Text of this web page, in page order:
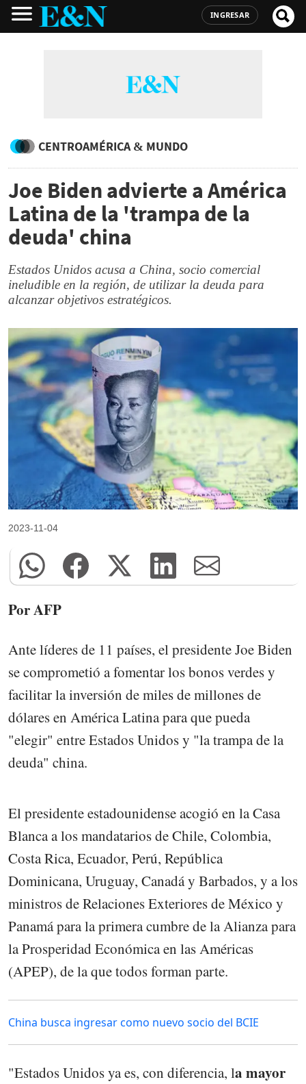
INGRESAR
CENTROAMÉRICA & MUNDO
Joe Biden advierte a América
Latina de la 'trampa de la
deuda' china
Estados Unidos acusa a China, socio comercial
ineludible en la región, de utilizar la deuda para
alcanzar objetivos estratégicos.
2023-11-04
Por AFP
Ante líderes de 11 países, el presidente Joe Biden
se comprometió a fomentar los bonos verdes y
facilitar la inversión de miles de millones de
dólares en América Latina para que pueda
"elegir" entre Estados Unidos y "la trampa de la
deuda" china.
El presidente estadounidense acogió en la Casa
Blanca a los mandatarios de Chile, Colombia,
Costa Rica, Ecuador, Perú, República
Dominicana, Uruguay, Canadá y Barbados, y a los
ministros de Relaciones Exteriores de México y
Panamá para la primera cumbre de la Alianza para
la Prosperidad Económica en las Américas
(APEP), de la que todos forman parte.
China busca ingresar como nuevo socio del BCIE
"Estados Unidos ya es, con diferencia, la mayor